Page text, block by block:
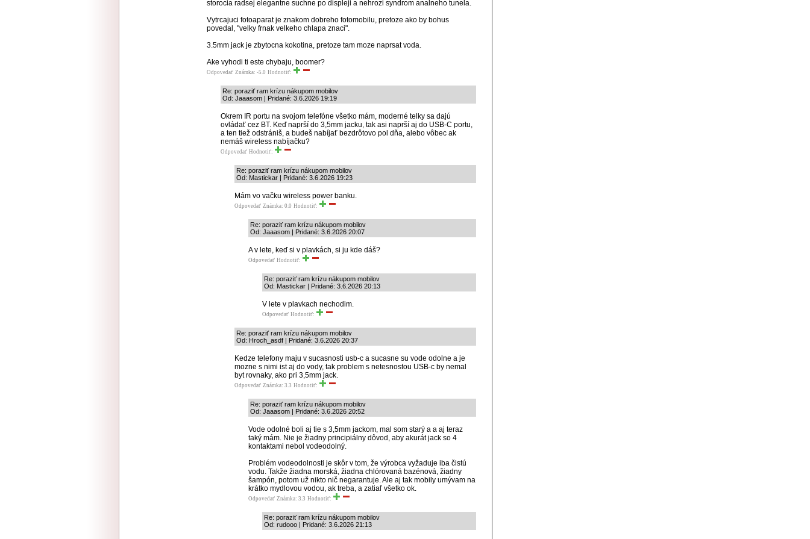
storocia radsej elegantne suchne po displeji a nehrozi syndrom analneho tunela.
Vytrcajuci fotoaparat je znakom dobreho fotomobilu, pretoze ako by bohus
povedal, "velky frnak velkeho chlapa znaci".
3.5mm jack je zbytocna kokotina, pretoze tam moze naprsat voda.
Ake vyhodi ti este chybaju, boomer?
Odpovedať Známka: -5.0 Hodnotiť:
Re: poraziť ram krízu nákupom mobilov
Od: Jaaasom | Pridané: 3.6.2026 19:19
Okrem IR portu na svojom telefóne všetko mám, moderné telky sa dajú
ovládať cez BT. Keď naprší do 3,5mm jacku, tak asi naprší aj do USB-C portu,
a ten tiež odstrániš, a budeš nabíjať bezdrôtovo pol dňa, alebo vôbec ak
nemáš wireless nabíjačku?
Odpovedať Hodnotiť:
Re: poraziť ram krízu nákupom mobilov
Od: Mastickar | Pridané: 3.6.2026 19:23
Mám vo vačku wireless power banku.
Odpovedať Známka: 0.0 Hodnotiť:
Re: poraziť ram krízu nákupom mobilov
Od: Jaaasom | Pridané: 3.6.2026 20:07
A v lete, keď si v plavkách, si ju kde dáš?
Odpovedať Hodnotiť:
Re: poraziť ram krízu nákupom mobilov
Od: Mastickar | Pridané: 3.6.2026 20:13
V lete v plavkach nechodim.
Odpovedať Hodnotiť:
Re: poraziť ram krízu nákupom mobilov
Od: Hroch_asdf | Pridané: 3.6.2026 20:37
Kedze telefony maju v sucasnosti usb-c a sucasne su vode odolne a je
mozne s nimi ist aj do vody, tak problem s netesnostou USB-c by nemal
byt rovnaky, ako pri 3,5mm jack.
Odpovedať Známka: 3.3 Hodnotiť:
Re: poraziť ram krízu nákupom mobilov
Od: Jaaasom | Pridané: 3.6.2026 20:52
Vode odolné boli aj tie s 3,5mm jackom, mal som starý a a aj teraz
taký mám. Nie je žiadny principiálny dôvod, aby akurát jack so 4
kontaktami nebol vodeodolný.
Problém vodeodolnosti je skôr v tom, že výrobca vyžaduje iba čistú
vodu. Takže žiadna morská, žiadna chlórovaná bazénová, žiadny
šampón, potom už nikto nič negarantuje. Ale aj tak mobily umývam na
krátko mydlovou vodou, ak treba, a zatiaľ všetko ok.
Odpovedať Známka: 3.3 Hodnotiť:
Re: poraziť ram krízu nákupom mobilov
Od: rudooo | Pridané: 3.6.2026 21:13